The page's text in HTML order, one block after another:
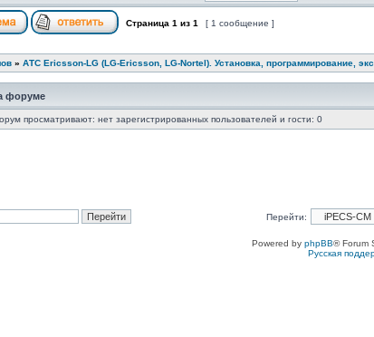
Страница 1 из 1 [ 1 сообщение ]
» АТС Ericsson-LG (LG-Ericsson, LG-Nortel). Установка, программирование,
форуме
просматривают: нет зарегистрированных пользователей и гости: 0
Перейти:
Powered by phpBB® Forum
Русская